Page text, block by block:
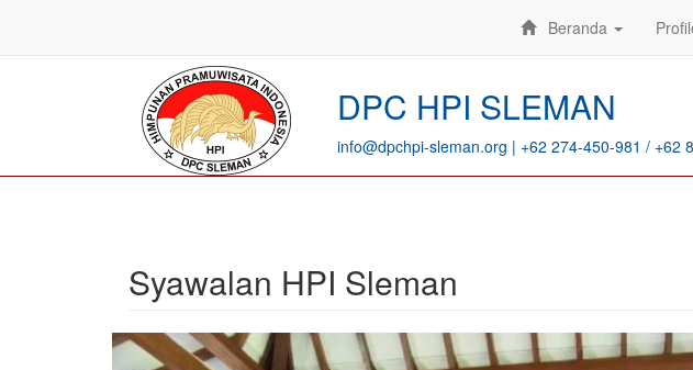
DPC HPI SLEMAN
info@dpchpi-sleman.org | +62 274-450-981 / +62
Beranda
Syawalan HPI Sleman